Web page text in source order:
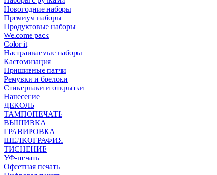
Новогодние наборы
Премиум наборы
Продуктовые наборы
Welcome pack
Color it
Настраиваемые наборы
Кастомизация
Пришивные патчи
Ремувки и брелоки
Стикерпаки и открытки
Нанесение
ДЕКОЛЬ
ТАМПОПЕЧАТЬ
ВЫШИВКА
ГРАВИРОВКА
ШЕЛКОГРАФИЯ
ТИСНЕНИЕ
УФ-печать
Офсетная печать